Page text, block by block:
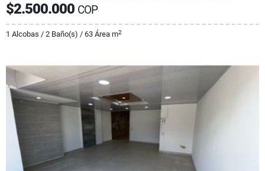
$2.500.000 COP
1 Alcobas / 2 Baño(s) / 63 Área m2